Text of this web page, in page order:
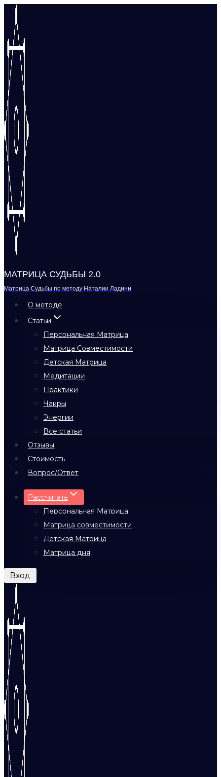
Перейти
содержимому
МАТРИЦА СУДЬБЫ 2.0
Матрица Судьбы по методу Наталии Ладини
О методе
Статьи
Персональная Матрица
Матрица Совместимости
Детская Матрица
Медитации
Практики
Чакры
Энергии
Все статьи
Отзывы
Стоимость
Вопрос/Ответ
Рассчитать
Персональная Матрица
Матрица совместимости
Детская Матрица
Матрица дня
Вход